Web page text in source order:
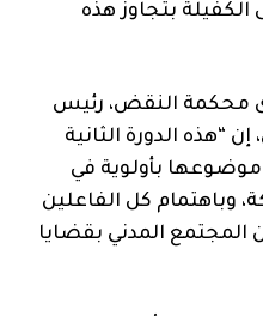
بتجاوز هذه
محكمة النقض، رئيس
“هذه الدورة الثانية
بأولوية في
وباهتمام كل الفاعلين
المدني بقضايا